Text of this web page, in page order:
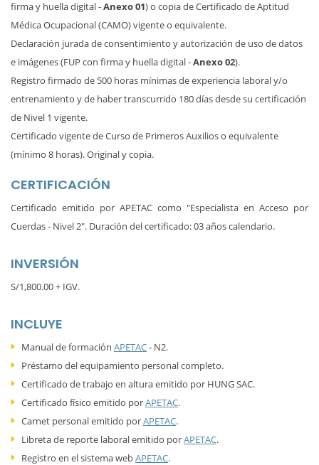
firma y huella digital -Anexo 01) o copia de Certificado de Aptitud
Médica Ocupacional (CAMO) vigente o equivalente.
Declaración jurada de consentimiento y autorización de uso de datos
e imágenes (FUP con firma y huella digital -Anexo 02).
Registro firmado de 500 horas mínimas de experiencia laboral y/o
entrenamiento y de haber transcurrido 180 días desde su certificación
de Nivel 1 vigente.
Certificado vigente de Curso de Primeros Auxilios o equivalente
(mínimo 8 horas). Original y copia.
CERTIFICACIÓN
Certificado emitido por APETAC como "Especialista en Acceso por
Cuerdas - Nivel 2". Duración del certificado: 03 años calendario.
INVERSIÓN
S/1,800.00 + IGV.
INCLUYE
Manual de formación APETAC- N2.
Préstamo del equipamiento personal completo.
Certificado de trabajo en altura emitido por HUNG SAC.
Certificado físico emitido porAPETAC.
Carnet personal emitido porAPETAC.
Libreta de reporte laboral emitido porAPETAC.
Registro en el sistema webAPETAC.